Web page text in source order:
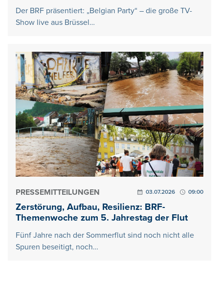
Der BRF präsentiert: „Belgian Party“ – die große TV-
Show live aus Brüssel…
PRESSEMITTEILUNGEN 03.07.2026 09:00
Zerstörung, Aufbau, Resilienz: BRF-
Themenwoche zum 5. Jahrestag der Flut
Fünf Jahre nach der Sommerflut sind noch nicht alle
Spuren beseitigt, noch…